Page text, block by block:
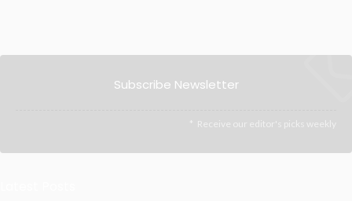
Subscribe Newsletter
Receive our editor's picks weekly